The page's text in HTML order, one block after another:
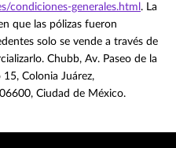
generales.html . La
que las pólizas fueron
solo se vende a través de
Chubb, Av. Paseo de la
Colonia Juárez,
Ciudad de México.